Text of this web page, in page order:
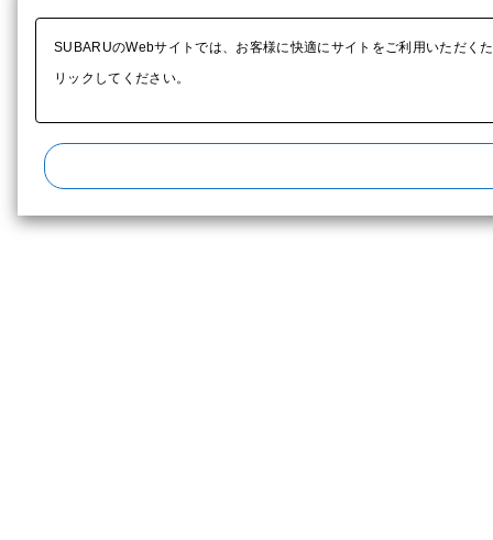
SUBARUのWebサイトでは、お客様に快適にサイトをご利用いただく
リックしてください。​